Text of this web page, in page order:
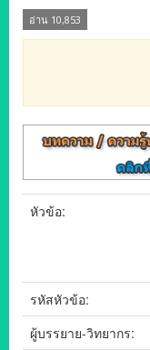
อ่าน 10,853
หัวข้อ:
รหัสหัวข้อ:
ผู้บรรยาย-วิทยากร: